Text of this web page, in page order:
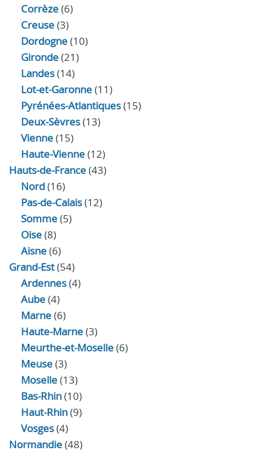
Corrèze(6)
Creuse(3)
Dordogne(10)
Gironde(21)
Landes(14)
Lot-et-Garonne(11)
Pyrénées-Atlantiques(15)
Deux-Sèvres(13)
Vienne(15)
Haute-Vienne(12)
Hauts-de-France(43)
Nord(16)
Pas-de-Calais(12)
Somme(5)
Oise(8)
Aisne(6)
Grand-Est(54)
Ardennes(4)
Aube(4)
Marne(6)
Haute-Marne(3)
Meurthe-et-Moselle(6)
Meuse(3)
Moselle(13)
Bas-Rhin(10)
Haut-Rhin(9)
Vosges(4)
Normandie(48)